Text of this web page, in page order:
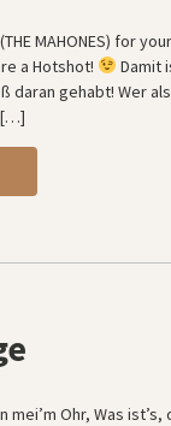
MAHONES) for
a Hotshot!
Damit
daran gehabt! Wer
[…]
mei’m Ohr, Was